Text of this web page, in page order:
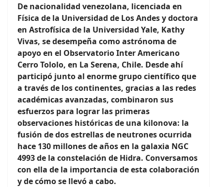
De nacionalidad venezolana, licenciada en
Física de la Universidad de Los Andes y doctora
en Astrofísica de la Universidad Yale, Kathy
Vivas, se desempeña como astrónoma de
apoyo en el Observatorio Inter Americano
Cerro Tololo, en La Serena, Chile. Desde ahí
participó junto al enorme grupo científico que
a través de los continentes, gracias a las redes
académicas avanzadas, combinaron sus
esfuerzos para lograr las primeras
observaciones históricas de una kilonova: la
fusión de dos estrellas de neutrones ocurrida
hace 130 millones de años en la galaxia NGC
4993 de la constelación de Hidra. Conversamos
con ella de la importancia de esta colaboración
y de cómo se llevó a cabo.